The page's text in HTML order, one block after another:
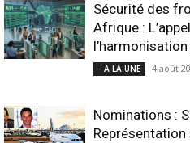
Sécurité des
Afrique :
- A LA UNE 4 août
Nominations :
Représentation